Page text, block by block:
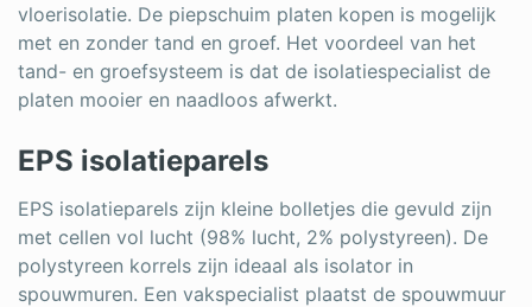
vloerisolatie. De piepschuim platen kopen is mogelijk
met en zonder tand en groef. Het voordeel van het
tand- en groefsysteem is dat de isolatiespecialist de
platen mooier en naadloos afwerkt.
EPS isolatieparels
EPS isolatieparels zijn kleine bolletjes die gevuld zijn
met cellen vol lucht (98% lucht, 2% polystyreen). De
polystyreen korrels zijn ideaal als isolator in
spouwmuren. Een vakspecialist plaatst de spouwmuur